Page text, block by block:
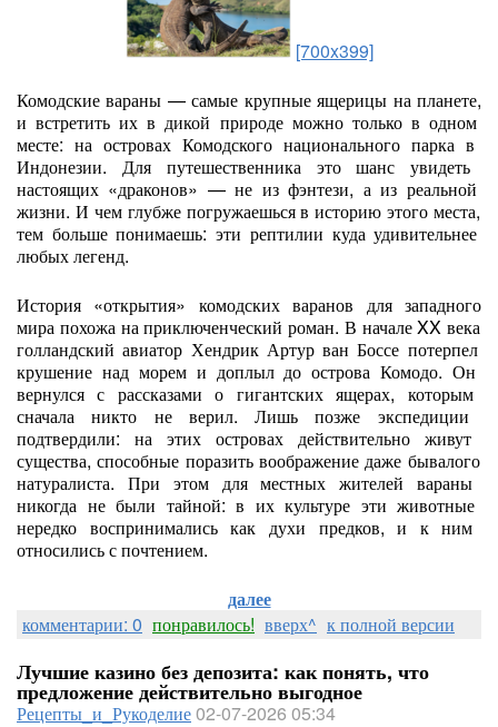
[700x399]
Комодские вараны — самые крупныеящерицы напланете,
и встретить их в дикой природеможнотольков одном
месте: на островах Комодского национального парка в
Индонезии. Дляпутешественникаэтошанс увидеть
настоящих «драконов» — не изфэнтези, аиз реальной
жизни. И чемглубжепогружаешьсяв историю этого места,
тем большепонимаешь: эти рептилии кудаудивительнее
любыхлегенд.
История «открытия» комодскихваранов длязападного
мира похожанаприключенческий роман. В началеXX века
голландский авиатор ХендрикАртурван Боссе потерпел
крушение надмореми доплылдо острова Комодо. Он
вернулся с рассказами о гигантскихящерах, которым
сначала никто неверил. Лишь позже экспедиции
подтвердили: на этих островах действительно живут
существа, способные поразитьвоображение даже бывалого
натуралиста. При этомдляместных жителей вараны
никогда небыли тайной: в ихкультуре эти животные
нередко воспринималиськак духи предков, и кним
относилисьспочтением.
далее
комментарии: 0 понравилось! вверх^ к полной версии
Лучшие казино без депозита: как понять, что
предложение действительно выгодное
Рецепты_и_Рукоделие02-07-2026 05:34